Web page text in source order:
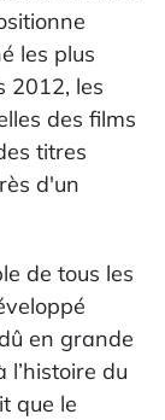
les plus
2012, les
des films
titres
d'un
de tous les
en grande
du
que le